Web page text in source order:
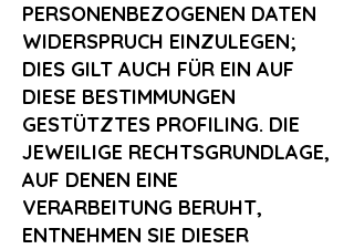
PERSONENBEZOGENEN DATEN
WIDERSPRUCH EINZULEGEN;
DIES GILT AUCH FÜR EIN AUF
DIESE BESTIMMUNGEN
GESTÜTZTES PROFILING. DIE
JEWEILIGE RECHTSGRUNDLAGE,
AUF DENEN EINE
VERARBEITUNG BERUHT,
ENTNEHMEN SIE DIESER